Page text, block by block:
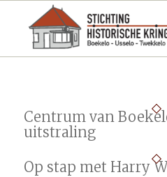
Centrum van
uitstraling
Op stap met Harry